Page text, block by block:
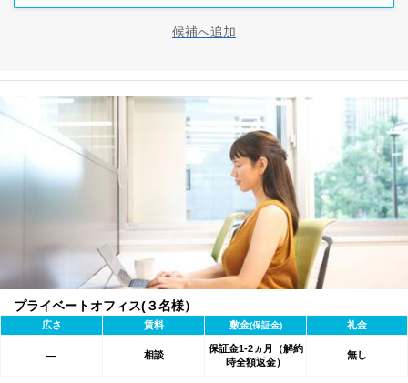
候補へ追加
プライベートオフィス(３名様）
広さ 賃料 敷金(保証金) 礼金
― 相談
保証金1-2ヵ月（解約
時全額返金）
無し